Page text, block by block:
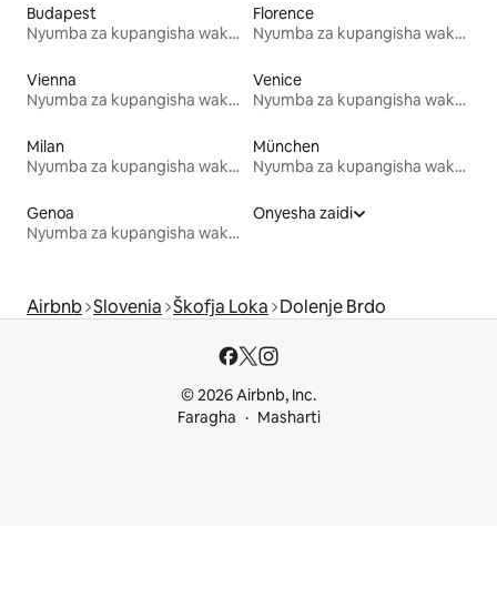
Budapest
Nyumba za kupangisha wakati wa likizo
Florence
Nyumba za kupangisha wakati wa likizo
Vienna
Nyumba za kupangisha wakati wa likizo
Venice
Nyumba za kupangisha wakati wa likizo
Milan
Nyumba za kupangisha wakati wa likizo
München
Nyumba za kupangisha wakati wa likizo
Genoa
Nyumba za kupangisha wakati wa likizo
Onyesha zaidi
Airbnb Slovenia Škofja Loka Dolenje Brdo
© 2026 Airbnb, Inc.
Faragha
Masharti